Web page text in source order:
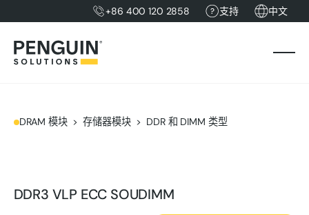
+86 400 120 2858 支持 中文
DRAM 模块 存储器模块 DDR 和 DIMM 类型
DDR3 VLP ECC SOUDIMM